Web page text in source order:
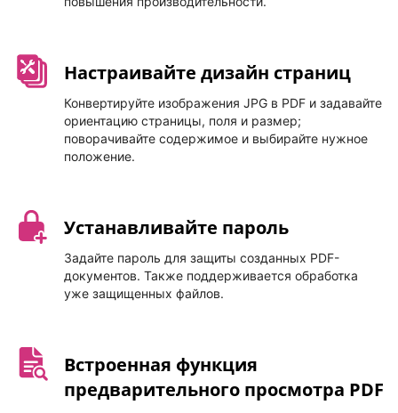
Настраивайте дизайн страниц
Конвертируйте изображения JPG в PDF и задавайте
ориентацию страницы, поля и размер;
поворачивайте содержимое и выбирайте нужное
положение.
Устанавливайте пароль
Задайте пароль для защиты созданных PDF-
документов. Также поддерживается обработка
уже защищенных файлов.
Встроенная функция
предварительного просмотра PDF